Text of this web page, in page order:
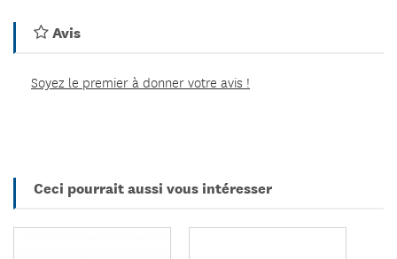
Avis
Soyez le premier à donner votre avis !
Ceci pourrait aussi vous intéresser